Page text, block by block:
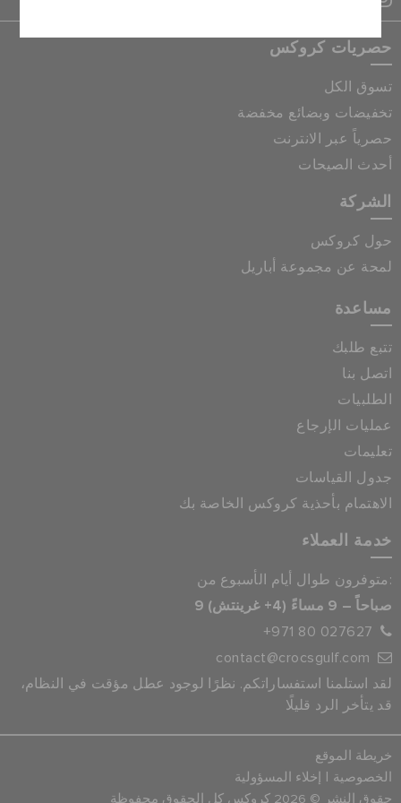
حصريات كروكس
تسوق الكل
تخفيضات وبضائع مخفضة
حصرياً عبر الانترنت
أحدث الصيحات
الشركة
حول كروكس
لمحة عن مجموعة أباريل
مساعدة
تتبع طلبك
اتصل بنا
الطلبيات
عمليات الإرجاع
تعليمات
جدول القياسات
الاهتمام بأحذية كروكس الخاصة بك
خدمة العملاء
متوفرون طوال أيام الأسبوع من:
9 صباحاً – 9 مساءً (4+ غرينتش)
+971 80 027627
contact@crocsgulf.com
لقد استلمنا استفساراتكم. نظرًا لوجود عطل مؤقت في النظام،
قد يتأخر الرد قليلًا
خريطة الموقع
الخصوصية |
إخلاء المسؤولية
حقوق النشر © 2026 كروكس كل الحقوق محفوظة